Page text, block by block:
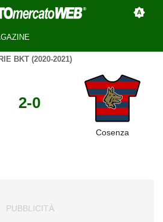
BKT (2020-2021)
2-0
Cosenza